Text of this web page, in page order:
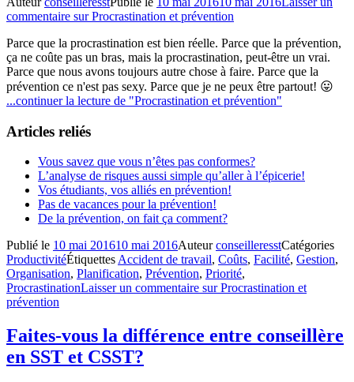
commentaire sur Procrastination et prévention
Parce que la procrastination est bien réelle. Parce que la prévention,
ça ne coûte pas un bras, mais la procrastination, peut-être un vrai.
Parce que nous avons toujours autre chose à faire. Parce que la
prévention ce n'est pas sexy. Parce que je ne peux être partout! 😛
...continuer la lecture de "Procrastination et prévention"
Articles reliés
Vous savez que vous n’êtes pas conformes?
L’analyse de risques aussi simple qu’aller à l’épicerie!
Vos étudiants, vos alliés en prévention!
Pas de vacances pour la prévention!
De la prévention, on fait ça comment?
Publié le 10 mai 201610 mai 2016AuteurconseilleresstCatégories
ProductivitéÉtiquettesAccident de travail, Coûts, Facilité, Gestion,
Organisation, Planification, Prévention, Priorité,
ProcrastinationLaisser un commentaire sur Procrastination et
prévention
Faites-vous la différence entre conseillère
en SST et CSST?